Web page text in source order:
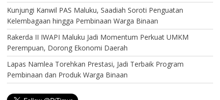
Kunjungi Kanwil PAS Maluku, Saadiah Soroti Penguatan
Kelembagaan hingga Pembinaan Warga Binaan
Rakerda II IWAPI Maluku Jadi Momentum Perkuat UMKM
Perempuan, Dorong Ekonomi Daerah
Lapas Namlea Torehkan Prestasi, Jadi Terbaik Program
Pembinaan dan Produk Warga Binaan